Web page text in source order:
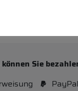
Sie
PayPal